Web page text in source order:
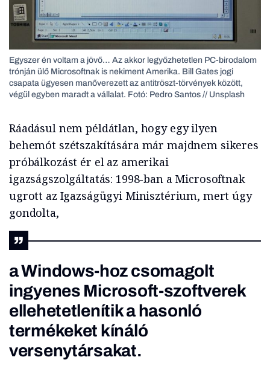
Egyszer én voltam a jövő… Az akkor legyőzhetetlen PC-birodalom
trónján ülő Microsoftnak is nekiment Amerika. Bill Gates jogi
csapata ügyesen manőverezett az antitröszt-törvények között,
végül egyben maradt a vállalat. Fotó: Pedro Santos // Unsplash
Ráadásul nem példátlan, hogy egy ilyen
behemót szétszakítására már majdnem sikeres
próbálkozást ér el az amerikai
igazságszolgáltatás: 1998-ban a Microsoftnak
ugrott az Igazságügyi Minisztérium, mert úgy
gondolta,
a Windows-hoz csomagolt
ingyenes Microsoft-szoftverek
ellehetetlenítik a hasonló
termékeket kínáló
versenytársakat.